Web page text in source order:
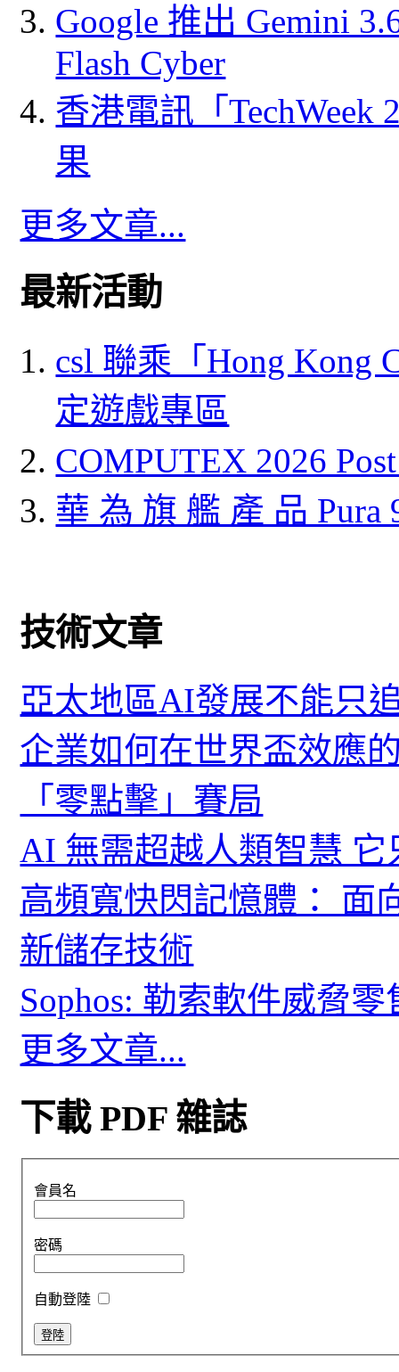
Google 推出 Gemini
Flash Cyber
香港電訊「
果
更多文章...
最新活動
csl 聯乘「Hong Kong
定遊戲專區
COMPUTEX 2026
華 為 旗 艦 產 品 Pura
技術文章
亞太地區AI發展不能只
企業如何在世界盃效應
「零點擊」賽局
AI 無需超越人類智慧
高頻寬快閃記憶體： 面
新儲存技術
Sophos: 勒索軟件威脅
更多文章...
下載 PDF 雜誌
會員名
密碼
自動登陸